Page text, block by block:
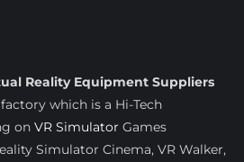
Reality Equipment Suppliers
which is a Hi-Tech
on VR Simulator Games
Simulator Cinema, VR Walker,